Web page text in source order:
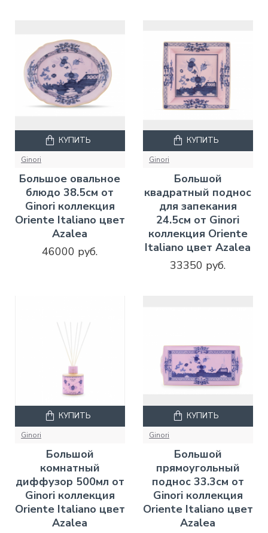
Ginori
Большое овальное
блюдо 38.5см от
Ginori коллекция
Oriente Italiano цвет
Azalea
46000 руб.
КУПИТЬ
Ginori
Большой
квадратный поднос
для запекания
24.5см от Ginori
коллекция Oriente
Italiano цвет Azalea
33350 руб.
КУПИТЬ
Ginori
Большой
комнатный
диффузор 500мл от
Ginori коллекция
Oriente Italiano цвет
Azalea
КУПИТЬ
Ginori
Большой
прямоугольный
поднос 33.3см от
Ginori коллекция
Oriente Italiano цвет
Azalea
КУПИТЬ